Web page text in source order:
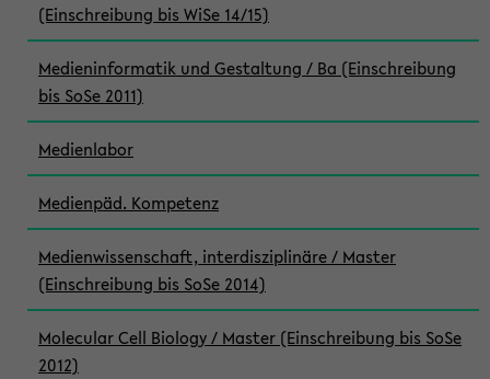
(Einschreibung bis WiSe 14/15)
Medieninformatik und Gestaltung / Ba (Einschreibung
bis SoSe 2011)
Medienlabor
Medienpäd. Kompetenz
Medienwissenschaft, interdisziplinäre / Master
(Einschreibung bis SoSe 2014)
Molecular Cell Biology / Master (Einschreibung bis SoSe
2012)